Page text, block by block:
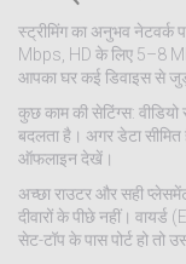
स्ट्रीमिंग का अनुभव नेटवर्क
Mbps, HD के लिए 5–8
आपका घर कई डिवाइस से
कुछ काम की सेटिंग्स:
बदलता है। अगर डेटा
ऑफलाइन देखें।
अच्छा राउटर और सही
दीवारों के पीछे नहीं।
सेट-टॉप के पास पोर्ट हो तो